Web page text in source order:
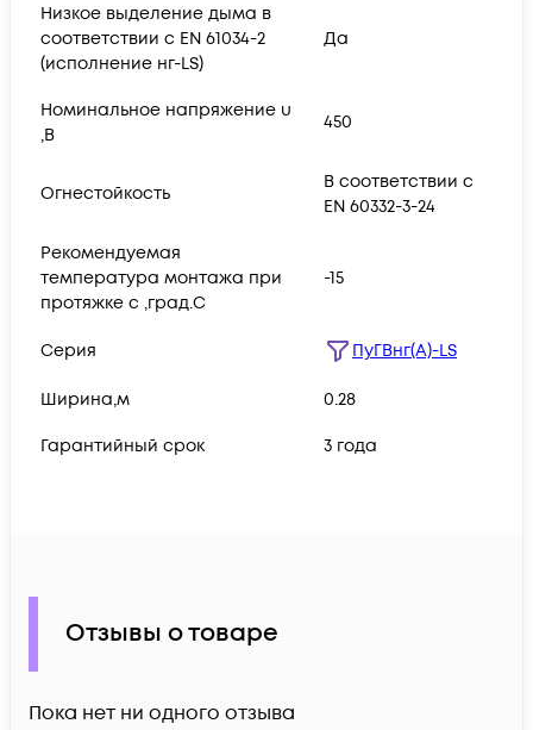
Низкое выделение дыма в
соответствии с EN 61034-2
(исполнение нг-LS)
Да
Номинальное напряжение u
,В
450
Огнестойкость
В соответствии с
EN 60332-3-24
Рекомендуемая
температура монтажа при
протяжке с ,град.C
-15
Серия ПуГВнг(А)-LS
Ширина,м 0.28
Гарантийный срок 3 года
Отзывы о товаре
Пока нет ни одного отзыва